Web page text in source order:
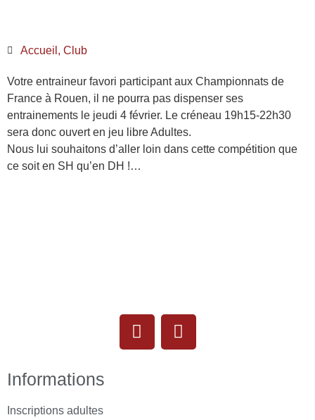
Accueil , Club
Votre entraineur favori participant aux Championnats de
France à Rouen, il ne pourra pas dispenser ses
entrainements le jeudi 4 février. Le créneau 19h15-22h30
sera donc ouvert en jeu libre Adultes.
​Nous lui souhaitons d’aller loin dans cette compétition que
ce soit en SH qu’en DH !…​
Informations
Inscriptions adultes